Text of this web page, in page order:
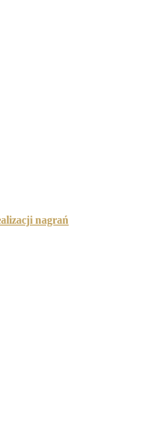
nagrań